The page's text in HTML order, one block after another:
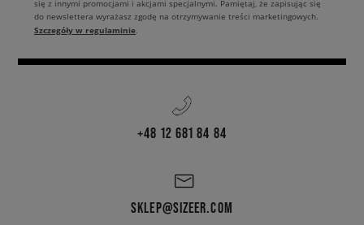
się z innymi promocjami i akcjami specjalnymi. Pamiętaj, że zapisując się
do newslettera wyrażasz zgodę na otrzymywanie treści marketingowych.
Szczegóły w regulaminie.
+48 12 681 84 84
SKLEP@SIZEER.COM